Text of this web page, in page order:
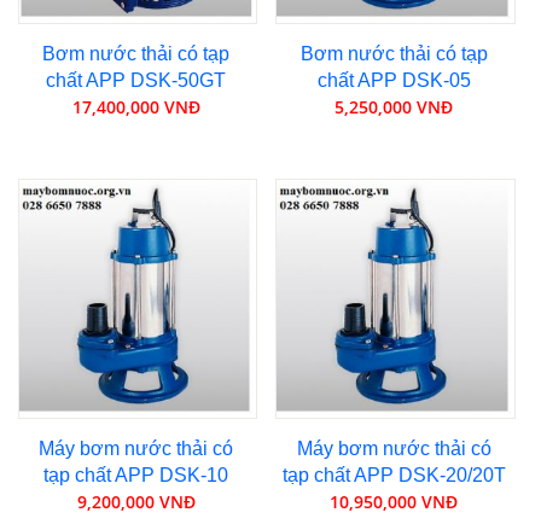
Bơm nước thải có tạp
chất APP DSK-50GT
17,400,000 VNĐ
Bơm nước thải có tạp
chất APP DSK-05
5,250,000 VNĐ
Máy bơm nước thải có
tạp chất APP DSK-10
9,200,000 VNĐ
Máy bơm nước thải có
tạp chất APP DSK-20/20T
10,950,000 VNĐ